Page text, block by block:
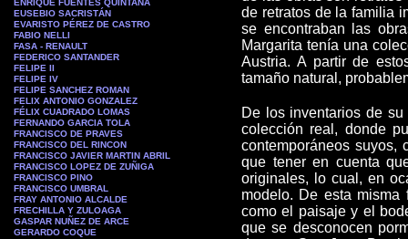
ENRIQUE FUENTES QUINTANA
EUSEBIO SACRISTÁN
EVARISTO PÉREZ DE CASTRO
FABIO NELLI
FASA - RENAULT
FEDERICO SANTANDER
FELIPE II
FELIPE IV
FELIPE SANCHEZ ROMAN
FELIX ANTONIO GONZALEZ
FÉLIX CUADRADO LOMAS
FERNANDO GARCIA TOLA
FRANCISCO DE PRAVES
FRANCISCO DEL RINCON
FRANCISCO JAVIER MARTIN ABRIL
FRANCISCO LOPEZ DE ZUÑIGA
FRANCISCO PINO
FRANCISCO UMBRAL
FRAY ANTONIO ALCALDE
FRECHILLA Y ZULOAGA
GASPAR NUÑEZ DE ARCE
GERARDO COQUE
de retratos de la familia
se encontraban las
Margarita tenía una
Austria. A partir de
tamaño natural,
De los inventarios de
colección real, donde
contemporáneos suyos,
que tener en cuenta
originales, lo cual, en
modelo. De esta misma
como el paisaje y el
que se desconocen